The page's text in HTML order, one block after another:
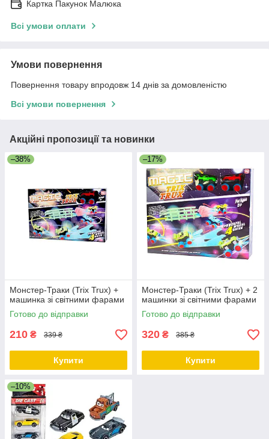
Картка Пакунок Малюка
Всі умови оплати
Умови повернення
Повернення товару впродовж 14 днів за домовленістю
Всі умови повернення
Акційні пропозиції та новинки
–38%
Монстер-Траки (Trix Trux) +
машинка зі світними фарами
Готово до відправки
210 ₴ 339 ₴
Купити
–17%
Монстер-Траки (Trix Trux) + 2
машинки зі світними фарами
Готово до відправки
320 ₴ 385 ₴
Купити
–10%